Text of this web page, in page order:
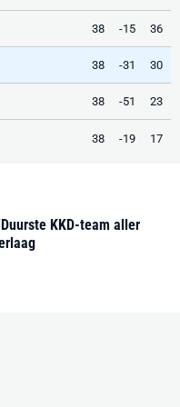
38 -15 36
38 -31 30
38 -51 23
38 -19 17
KKD-team aller